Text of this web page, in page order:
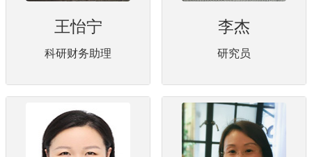
王怡宁
科研财务助理
李杰
研究员